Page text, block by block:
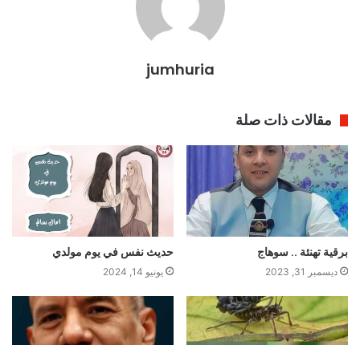
jumhuria
مقالات ذات صلة
برقية تهنئة .. سوهاج
ديسمبر 31, 2023
حديث نفس في يوم مولدي
يونيو 14, 2024